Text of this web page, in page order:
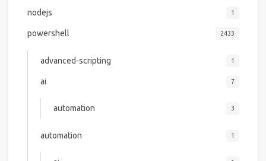
nodejs 1
powershell 2433
advanced-scripting 1
ai 7
automation 3
automation 1